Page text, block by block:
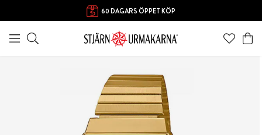
60 DAGARS ÖPPET KÖP